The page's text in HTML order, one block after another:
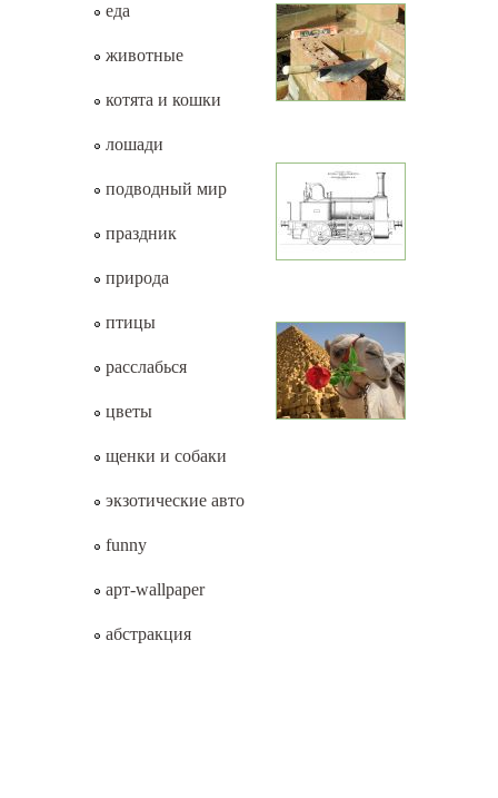
еда
животные
котята и кошки
лошади
подводный мир
праздник
природа
птицы
расслабься
цветы
щенки и собаки
экзотические авто
funny
арт-wallpaper
абстракция